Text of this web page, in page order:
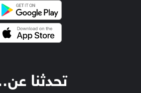
تحدثنا